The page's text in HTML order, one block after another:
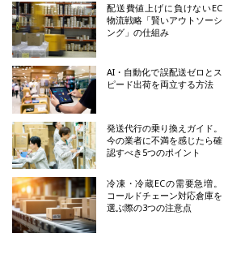
る
配送費値上げに負けないEC
物流戦略「賢いアウトソーシ
ング」の仕組み
AI・自動化で誤配送ゼロとス
ピード出荷を両立する方法
発送代行の乗り換えガイド。
今の業者に不満を感じたら確
認すべき5つのポイント
冷凍・冷蔵ECの需要急増。
コールドチェーン対応倉庫を
選ぶ際の3つの注意点